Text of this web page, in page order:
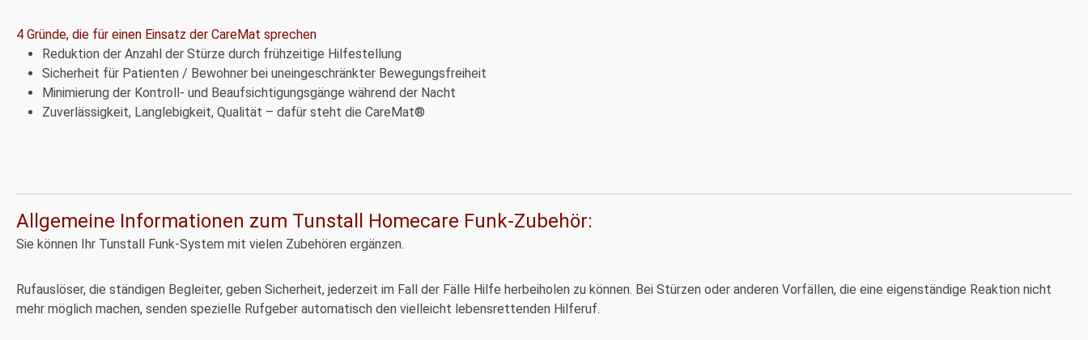
4 Gründe, die für einen Einsatz der CareMat sprechen
Reduktion der Anzahl der Stürze durch frühzeitige Hilfestellung
Sicherheit für Patienten / Bewohner bei uneingeschränkter Bewegungsfreiheit
Minimierung der Kontroll- und Beaufsichtigungsgänge während der Nacht
Zuverlässigkeit, Langlebigkeit, Qualität – dafür steht die CareMat®
Allgemeine Informationen zum Tunstall Homecare Funk-Zubehör:
Sie können Ihr Tunstall Funk-System mit vielen Zubehören ergänzen.
Rufauslöser, die ständigen Begleiter, geben Sicherheit, jederzeit im Fall der Fälle Hilfe herbeiholen zu können. Bei Stürzen oder anderen Vorfällen, die eine eigenständige Reaktion nicht
mehr möglich machen, senden spezielle Rufgeber automatisch den vielleicht lebensrettenden Hilferuf.